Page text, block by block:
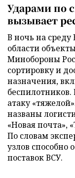
Ударами по
вызывает
В ночь на среду
области
Минобороны
сортировку и
назначения,
атаку
названы
«Новая почта»,
По словам
узлов способно
поставок ВСУ.